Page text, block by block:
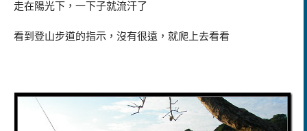
走在陽光下，一下子就流汗了
看到登山步道的指示，沒有很遠，就爬上去看看